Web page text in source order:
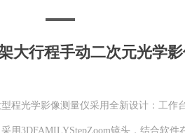
大行程手动二次元光学
程光学影像测量仪采用全新设计：工作
用3DFAMILYStepZoom镜头，结合软